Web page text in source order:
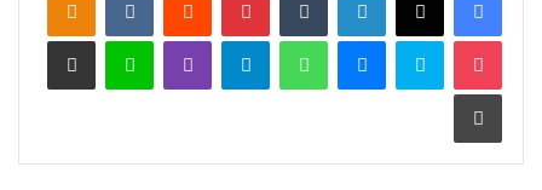
سكايب واتساب لاين